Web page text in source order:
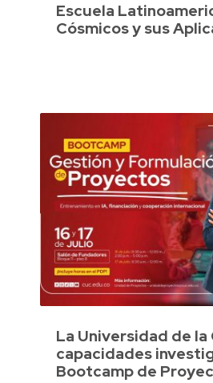
Escuela
Cósmicos y sus
La Universidad de la
capacidades
Bootcamp de